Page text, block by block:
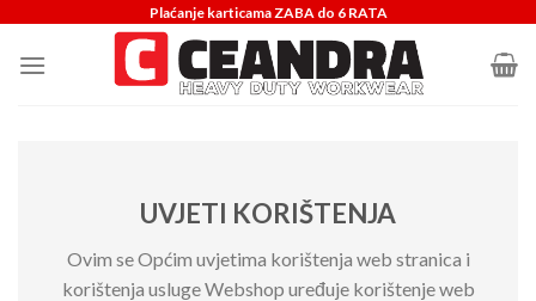
content
Plaćanje karticama ZABA do 6 RATA
UVJETI KORIŠTENJA
Ovim se Općim uvjetima korištenja web stranica i
korištenja usluge Webshop uređuje korištenje web